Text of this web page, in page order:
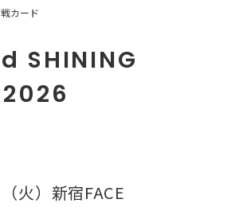
カード
SHINING
火）新宿FACE